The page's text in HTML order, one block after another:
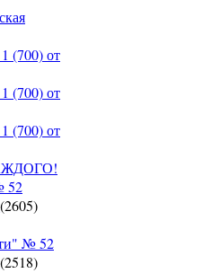
(700) от
(700) от
(700) от
52
(2605)
№ 52
(2518)